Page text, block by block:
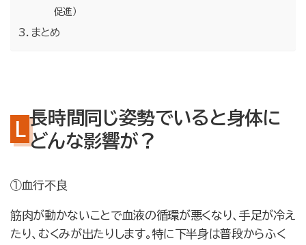
促進）
まとめ
長時間同じ姿勢でいると身体に
どんな影響が？
①血行不良
筋肉が動かないことで血液の循環が悪くなり、手足が冷え
たり、むくみが出たりします。特に下半身は普段からふく